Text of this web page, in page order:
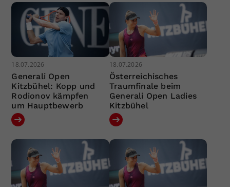
18.07.2026
Generali Open
Kitzbühel: Kopp und
Rodionov kämpfen
um Hauptbewerb
18.07.2026
Österreichisches
Traumfinale beim
Generali Open Ladies
Kitzbühel